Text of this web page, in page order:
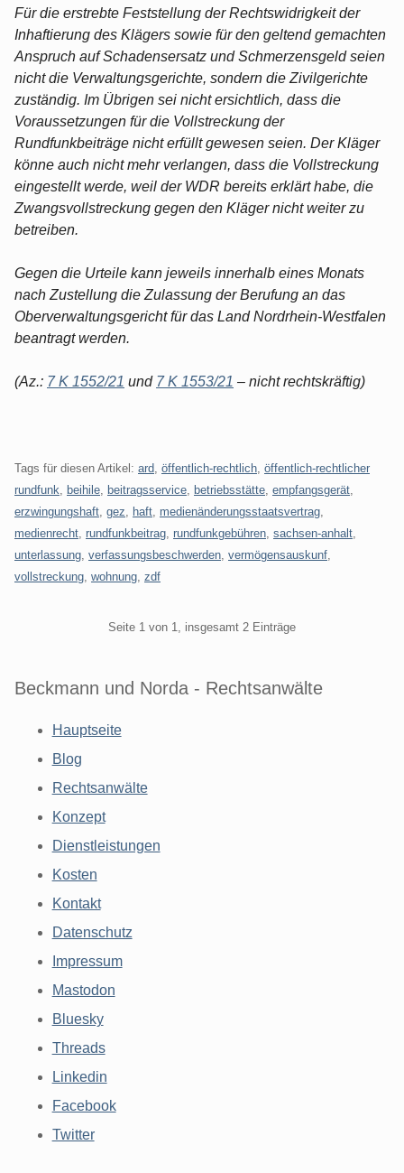
Für die erstrebte Feststellung der Rechtswidrigkeit der
Inhaftierung des Klägers sowie für den geltend gemachten
Anspruch auf Schadensersatz und Schmerzensgeld seien
nicht die Verwaltungsgerichte, sondern die Zivilgerichte
zuständig. Im Übrigen sei nicht ersichtlich, dass die
Voraussetzungen für die Vollstreckung der
Rundfunkbeiträge nicht erfüllt gewesen seien. Der Kläger
könne auch nicht mehr verlangen, dass die Vollstreckung
eingestellt werde, weil der WDR bereits erklärt habe, die
Zwangsvollstreckung gegen den Kläger nicht weiter zu
betreiben.
Gegen die Urteile kann jeweils innerhalb eines Monats
nach Zustellung die Zulassung der Berufung an das
Oberverwaltungsgericht für das Land Nordrhein-Westfalen
beantragt werden.
(Az.: 7 K 1552/21 und 7 K 1553/21 – nicht rechtskräftig)
Tags für diesen Artikel: ard öffentlich-rechtlich öffentlich-rechtlicher
rundfunk
beihile beitragsservice betriebsstätte empfangsgerät
erzwingungshaft gez haft medienänderungsstaatsvertrag
medienrecht rundfunkbeitrag rundfunkgebühren sachsen-anhalt
unterlassung verfassungsbeschwerden vermögensauskunf
vollstreckung wohnung zdf
Seite 1 von 1, insgesamt 2 Einträge
Beckmann und Norda - Rechtsanwälte
Hauptseite
Blog
Rechtsanwälte
Konzept
Dienstleistungen
Kosten
Kontakt
Datenschutz
Impressum
Mastodon
Bluesky
Threads
Linkedin
Facebook
Twitter